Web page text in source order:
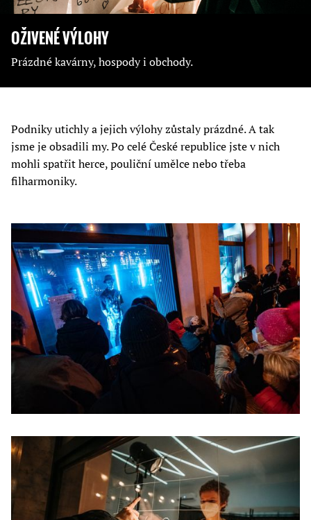
OŽIVENÉ VÝLOHY
Prázdné kavárny, hospody i obchody.
Podniky utichly a jejich výlohy zůstaly prázdné. A tak
jsme je obsadili my. Po celé České republice jste v nich
mohli spatřit herce, pouliční umělce nebo třeba
filharmoniky.